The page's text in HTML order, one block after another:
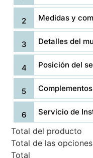
Medidas y
Detalles del
Posición del
Servicio de
Total del producto
Total de las opciones
Total